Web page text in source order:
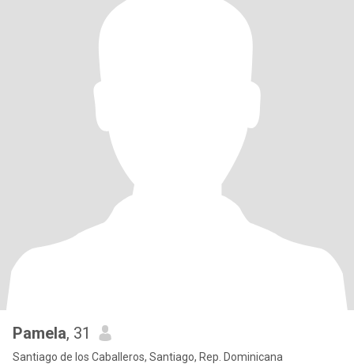
Pamela, 31
Santiago de los Caballeros, Santiago, Rep. Dominicana